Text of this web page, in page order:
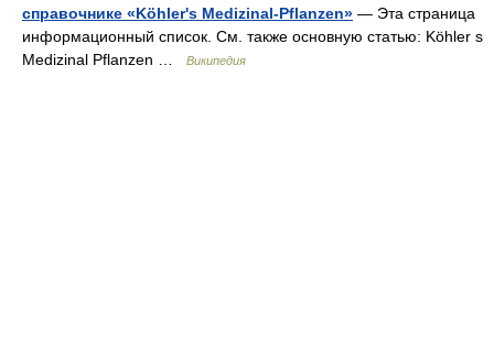
справочнике «Köhler's Medizinal-Pflanzen» — Эта страница
информационный список. См. также основную статью: Köhler s
Medizinal Pflanzen …
Википедия